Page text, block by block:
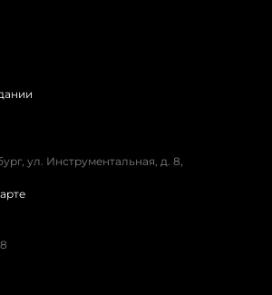
ул. Инструментальная, д. 8,